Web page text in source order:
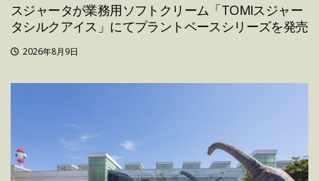
スジャータが業務用ソフトクリーム「TOMIスジャー
タシルクアイス」にてプラントベースシリーズを発売
2026年8月9日